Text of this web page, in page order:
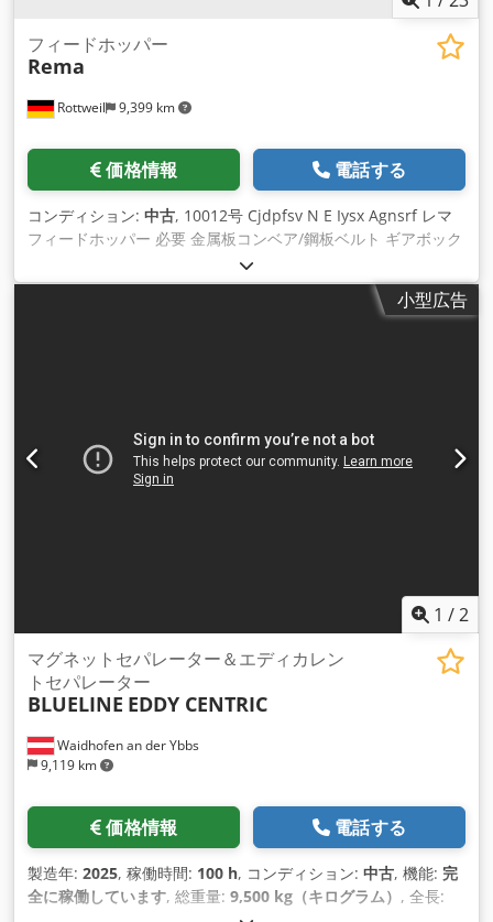
Rottweil 9,399 km
フィードホッパー
Rema
価格情報 電話する
コンディション: 中古, 10012号 Cjdpfsv N E Iysx Agnsrf レマ
フィードホッパー 必要 金属板コンベア/鋼板ベルト ギアボック
スの欠陥（ボンフィリオーリ） 駆動力15kW バンド幅 2000
mm 軸長さ 10000 mm ギアボックスの故障により、この工場
は2025年1月末から稼働停止となっている。 出力ベルトなし 輸
姿での販売となります 技術情報、状態説明、製造年、納品範囲
はメーカーのパンフレットまたは前所有者によるもので、保証
はありません。 先行販売あり 中古機械については保証は適用
小型広告
1 /2
Waidhofen an der Ybbs
9,119 km
マグネットセパレーター＆エディカレン
トセパレーター
BLUELINE EDDY CENTRIC
価格情報 電話する
製造年: 2025, 稼働時間: 100 h, コンディション: 中古, 機能: 完
全に稼働しています, 総重量: 9,500 kg（キログラム） , 全長: